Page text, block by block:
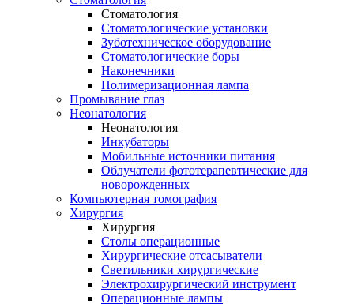
Стоматология
Стоматологические установки
Зуботехническое оборудование
Стоматологические боры
Наконечники
Полимеризационная лампа
Промывание глаз
Неонатология
Неонатология
Инкубаторы
Мобильные источники питания
Облучатели фототерапевтические для
новорожденных
Компьютерная томография
Хирургия
Хирургия
Столы операционные
Хирургические отсасыватели
Светильники хирургические
Электрохирургический инструмент
Операционные лампы